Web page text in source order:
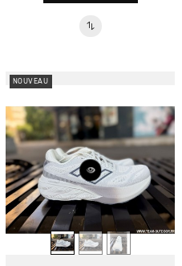
NOUVEAU